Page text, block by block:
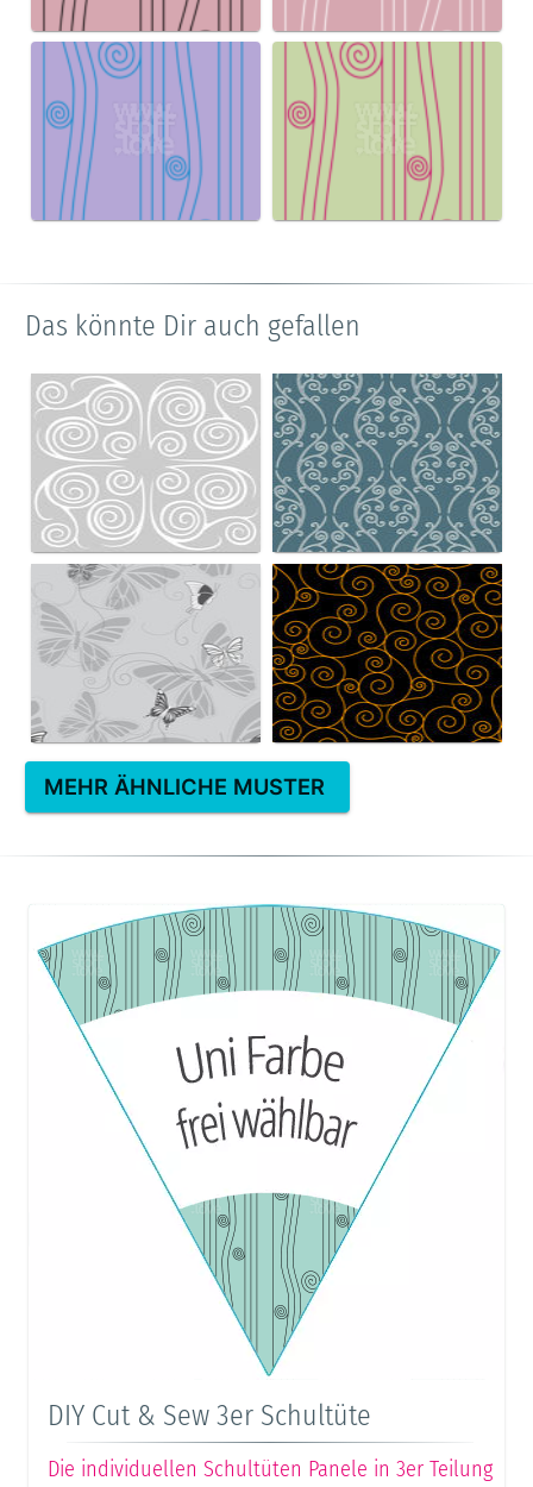
Das könnte Dir auch gefallen
MEHR ÄHNLICHE MUSTER
DIY Cut & Sew 3er Schultüte
Die individuellen Schultüten Panele in 3er Teilung